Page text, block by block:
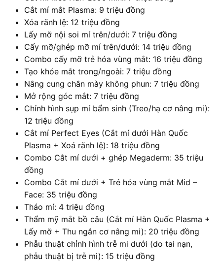
Cắt mí mắt Plasma: 9 triệu đồng
Xóa rãnh lệ: 12 triệu đồng
Lấy mỡ nội soi mí trên/dưới: 7 triệu đồng
Cấy mỡ/ghép mỡ mí trên/dưới: 14 triệu đồng
Combo cấy mỡ trẻ hóa vùng mắt: 16 triệu đồng
Tạo khóe mắt trong/ngoài: 7 triệu đồng
Nâng cung chân mày không phun: 7 triệu đồng
Mở rộng góc mắt: 7 triệu đồng
Chỉnh hình sụp mí bẩm sinh (Treo/hạ cơ nâng mi):
12 triệu đồng
Cắt mí Perfect Eyes (Cắt mí dưới Hàn Quốc
Plasma + Xoá rãnh lệ): 18 triệu đồng
Combo Cắt mí dưới + ghép Megaderm: 35 triệu
đồng
Combo Cắt mí dưới + Trẻ hóa vùng mắt Mid –
Face: 35 triệu đồng
Tháo mí: 4 triệu đồng
Thẩm mỹ mắt bồ câu (Cắt mí Hàn Quốc Plasma +
Lấy mỡ + Thu ngắn cơ nâng mi): 20 triệu đồng
Phẫu thuật chỉnh hình trễ mi dưới (do tai nạn,
phẫu thuật bị trễ mi): 15 triệu đồng